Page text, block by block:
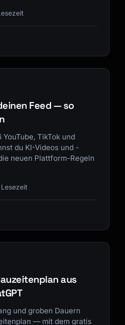
Feed — so
TikTok und
du KI-Videos und -
neuen Plattform-Regeln
aus
und groben Dauern
— mit dem gratis